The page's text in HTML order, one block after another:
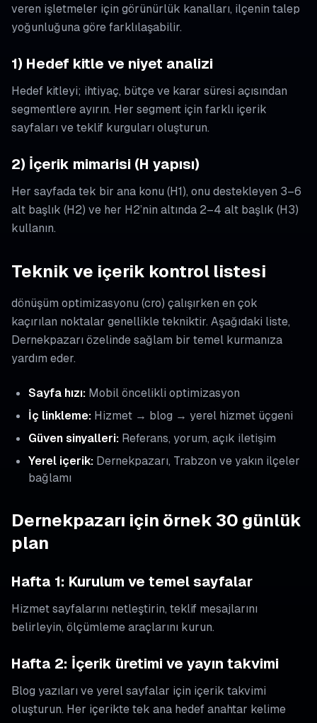
veren işletmeler için görünürlük kanalları, ilçenin talep
yoğunluğuna göre farklılaşabilir.
1) Hedef kitle ve niyet analizi
Hedef kitleyi; ihtiyaç, bütçe ve karar süresi açısından
segmentlere ayırın. Her segment için farklı içerik
sayfaları ve teklif kurguları oluşturun.
2) İçerik mimarisi (H yapısı)
Her sayfada tek bir ana konu (H1), onu destekleyen 3–6
alt başlık (H2) ve her H2’nin altında 2–4 alt başlık (H3)
kullanın.
Teknik ve içerik kontrol listesi
dönüşüm optimizasyonu (cro) çalışırken en çok
kaçırılan noktalar genellikle tekniktir. Aşağıdaki liste,
Dernekpazarı özelinde sağlam bir temel kurmanıza
yardım eder.
Sayfa hızı: Mobil öncelikli optimizasyon
İç linkleme: Hizmet → blog → yerel hizmet üçgeni
Güven sinyalleri: Referans, yorum, açık iletişim
Yerel içerik: Dernekpazarı, Trabzon ve yakın ilçeler
bağlamı
Dernekpazarı için örnek 30 günlük
plan
Hafta 1: Kurulum ve temel sayfalar
Hizmet sayfalarını netleştirin, teklif mesajlarını
belirleyin, ölçümleme araçlarını kurun.
Hafta 2: İçerik üretimi ve yayın takvimi
Blog yazıları ve yerel sayfalar için içerik takvimi
oluşturun. Her içerikte tek ana hedef anahtar kelime